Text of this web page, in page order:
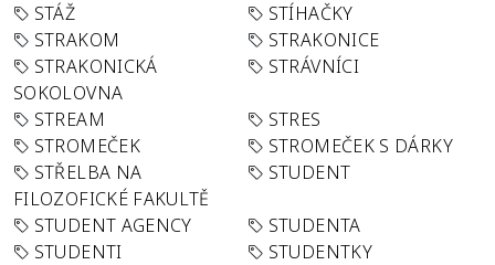
STÁŽ
STÍHAČKY
STRAKOM
STRAKONICE
STRAKONICKÁ
SOKOLOVNA
STRÁVNÍCI
STREAM
STRES
STROMEČEK
STROMEČEK S DÁRKY
STŘELBA NA
FILOZOFICKÉ FAKULTĚ
STUDENT
STUDENT AGENCY
STUDENTA
STUDENTI
STUDENTKY